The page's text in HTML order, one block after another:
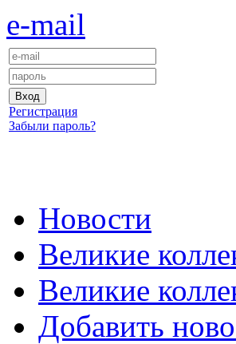
e-mail
Регистрация
Забыли пароль?
Новости
Великие
Великие
Добавить